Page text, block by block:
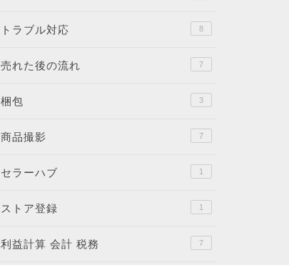
トラブル対応 8
売れた後の流れ 7
梱包 3
商品撮影 7
セラーハブ 1
ストア登録 1
利益計算 会計 税務 7